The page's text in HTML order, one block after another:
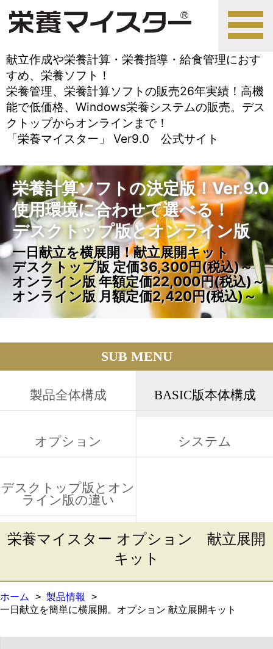
献立作成や栄養計算・栄養指導・給食管理におす
すめ、栄養ソフト！
栄養管理、栄養計算ソフトの販売26年実績！高機
能で低価格、Windows栄養システムの販売。デス
クトップからオンラインまで！
「栄養マイスター」 Ver9.0 公式サイト
栄養計算ソフトの決定版！Ver.9.0
使用環境に合わせて選べる！
デスクトップ版とオンライン版
一日献立を横展開！献立展開キット
デスクトップ版 定価36,300円(税込)～
オンライン版 年額定価22,000円(税込)～
オンライン版 月額定価2,420円(税込)～
SUB MENU
製品全体構成 BASIC版本体構成
オプション システム
デスクトップ版とオン
ライン版の違い
栄養マイスター オプション 献立展開
キット
ホーム
製品情報
一日献立を簡単に横展開。オプション 献立展開キット